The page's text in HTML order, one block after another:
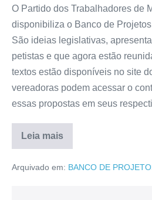
O Partido dos Trabalhadores de
disponibiliza o Banco de
São ideias legislativas,
petistas e que agora estão
textos estão disponíveis no site
vereadoras podem acessar o
essas propostas em seus
Leia mais
Arquivado em: BANCO DE